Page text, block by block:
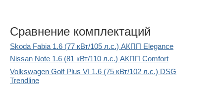
Сравнение комплектаций
Skoda Fabia 1.6 (77 кВт/105 л.с.) АКПП Elegance
Nissan Note 1.6 (81 кВт/110 л.с.) АКПП Comfort
Volkswagen Golf Plus VI 1.6 (75 кВт/102 л.с.) DSG
Trendline